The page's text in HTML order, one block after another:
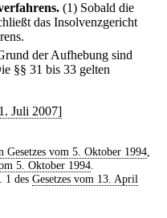
(1) Sobald die
das Insolvenzgericht
der Aufhebung sind
§§ 31 bis 33 gelten
Juli 2007]
Gesetzes vom 5. Oktober 1994,
5. Oktober 1994.
1 des Gesetzes vom 13. April